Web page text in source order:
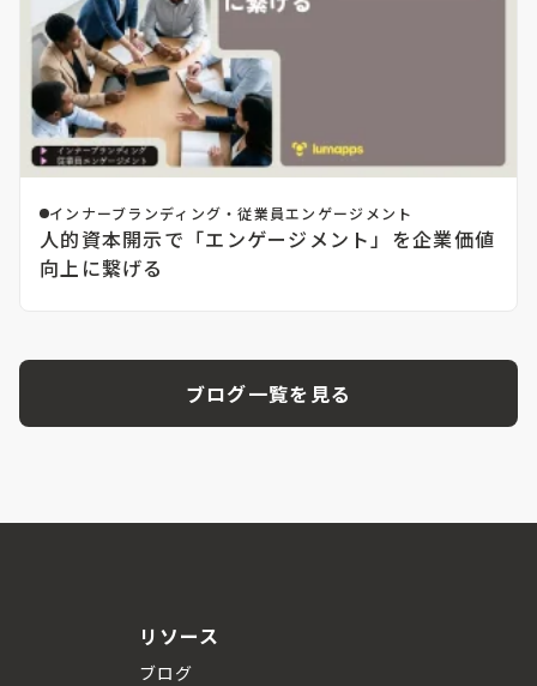
人的資本開示で「エンゲージメント」を企業価値
向上に繋げる
インナーブランディング・従業員エンゲージメント
ブログ一覧を見る
リソース
ブログ